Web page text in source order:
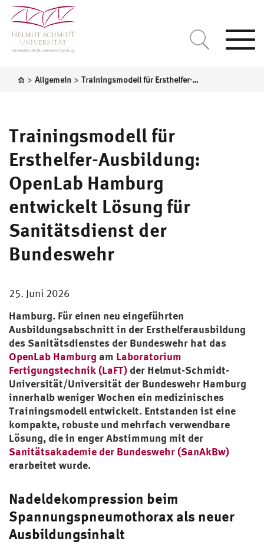
> Allgemein > Trainingsmodell für Ersthelfer-Ausbildung: OpenLab Hamburg entwickelt Lösung für Sanitätsdienst der Bundeswehr
Trainingsmodell für
Ersthelfer-Ausbildung:
OpenLab Hamburg
entwickelt Lösung für
Sanitätsdienst der
Bundeswehr
25. Juni 2026
Hamburg. Für einen neu eingeführten
Ausbildungsabschnitt in der Ersthelferausbildung
des Sanitätsdienstes der Bundeswehr hat das
OpenLab Hamburg am Laboratorium
Fertigungstechnik (LaFT) der Helmut-Schmidt-
Universität/Universität der Bundeswehr Hamburg
innerhalb weniger Wochen ein medizinisches
Trainingsmodell entwickelt. Entstanden ist eine
kompakte, robuste und mehrfach verwendbare
Lösung, die in enger Abstimmung mit der
Sanitätsakademie der Bundeswehr (SanAkBw)
erarbeitet wurde.
Nadeldekompression beim
Spannungspneumothorax als neuer
Ausbildungsinhalt